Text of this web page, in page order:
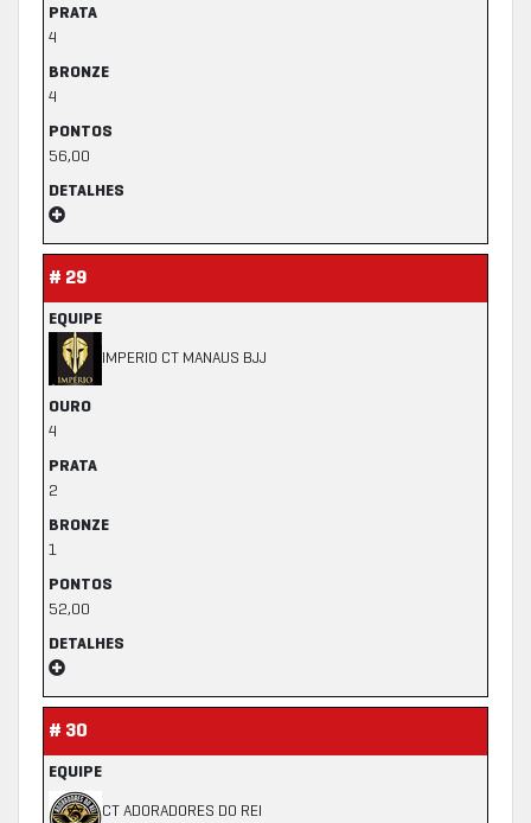
PRATA
4
BRONZE
4
PONTOS
56,00
DETALHES
# 29
EQUIPE
IMPERIO CT MANAUS BJJ
OURO
4
PRATA
2
BRONZE
1
PONTOS
52,00
DETALHES
# 30
EQUIPE
CT ADORADORES DO REI